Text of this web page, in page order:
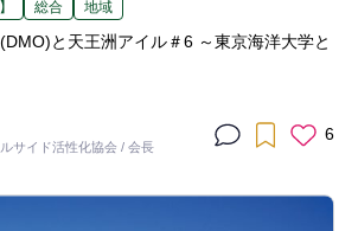
総合 地域
と天王洲アイル＃6 ～東京海洋大学と
サイド活性化協会 / 会長
6